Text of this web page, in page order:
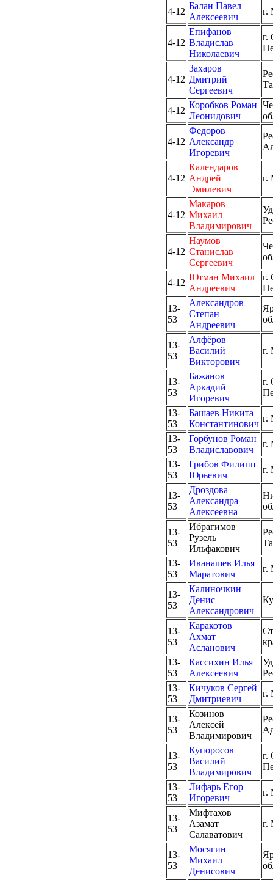
4-12
Балан Павел
Алексеевич
г.
4-12
Епифанов
Владислав
Николаевич
г.
4-12
Захаров
Дмитрий
Сергеевич
4-12
Коробков Роман
Леонидович
4-12
Федоров
Александр
Игоревич
4-12
Календаров
Андрей
Эмилевич
г.
4-12
Макаров
Михаил
Владимирович
4-12
Наумов
Станислав
Сергеевич
4-12
Ютман Михаил
Андреевич
г.
13-
53
Александров
Степан
Андреевич
13-
53
Алфёров
Василий
Викторович
г.
13-
53
Бажанов
Аркадий
Игоревич
г.
13-
53
Башаев Никита
Константинович
г.
13-
53
Горбунов Роман
Владиславович
г.
13-
53
Грибов Филипп
Юрьевич
г.
13-
53
Дроздова
Александра
Алексеевна
13-
53
Ибрагимов
Рузель
Ильфакович
13-
53
Иванашев Илья
Маратович
г.
13-
53
Калиночкин
Денис
Александрович
13-
53
Каракотов
Ахмат
Асланович
13-
53
Кассихин Илья
Алексеевич
13-
53
Кичуков Сергей
Дмитриевич
г.
13-
53
Козинов
Алексей
Владимирович
13-
53
Купоросов
Василий
Владимирович
г.
13-
53
Лифарь Егор
Игоревич
г.
13-
53
Мифтахов
Азамат
Салаватович
г.
13-
53
Мосягин
Михаил
Денисович